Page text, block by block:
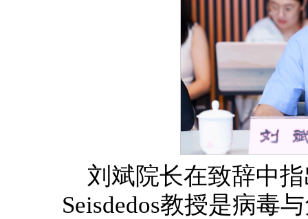
刘斌院长在致辞中指
Seisdedos教授是病毒